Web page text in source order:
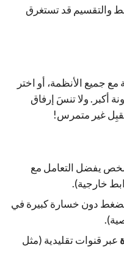
والتقسيم قد تستغرق
جميع الأنظمة، أو اختر
أكبر. ولا تنسَ إرفاق
غير متمرس!
يفضل التعامل مع
خارجية).
دون خسارة كبيرة في
عبر قنوات تقليدية (مثل